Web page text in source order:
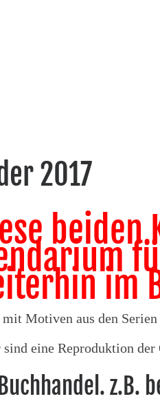
2017
im
Motiven aus den
eine Reproduktion
z.B.